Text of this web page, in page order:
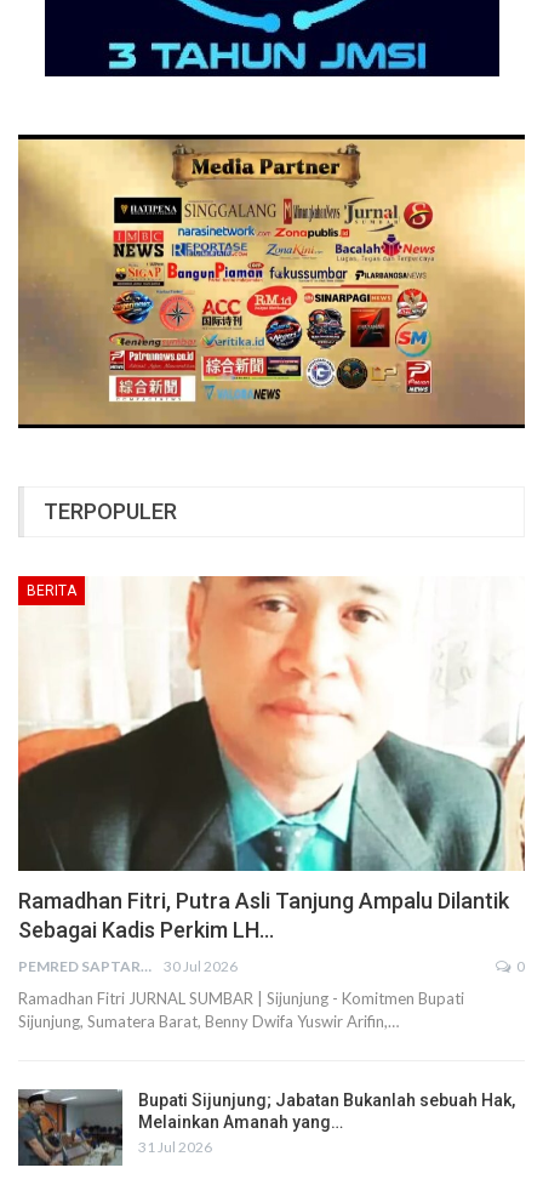
TERPOPULER
BERITA
Ramadhan Fitri, Putra Asli Tanjung Ampalu Dilantik
Sebagai Kadis Perkim LH…
PEMRED SAPTARIUS 30 Jul 2026 0
Ramadhan Fitri JURNAL SUMBAR | Sijunjung - Komitmen Bupati
Sijunjung, Sumatera Barat, Benny Dwifa Yuswir Arifin,…
Bupati Sijunjung; Jabatan Bukanlah sebuah Hak,
Melainkan Amanah yang…
31 Jul 2026